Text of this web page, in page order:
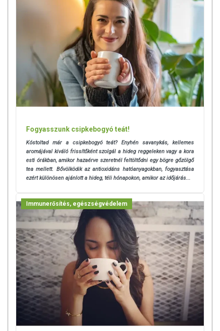
Fogyasszunk csipkebogyó teát!
Kóstoltad már a csipkebogyó teát? Enyhén savanykás, kellemes
aromájával kiváló frissítőként szolgál a hideg reggeleken vagy a kora
esti órákban, amikor hazaérve szeretnél feltöltődni egy bögre gőzölgő
tea mellett. Bővölködik az antioxidáns hatóanyagokban, fogyasztása
ezért különösen ajánlott a hideg, téli hónapokon, amikor az időjárás...
Immunerősítés, egészségvédelem